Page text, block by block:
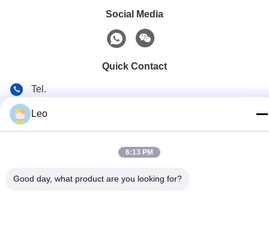
Social Media
Quick Contact
Tel.
86-519-83553967
E-mail
Leo
6:13 PM
Good day, what product are you looking for?